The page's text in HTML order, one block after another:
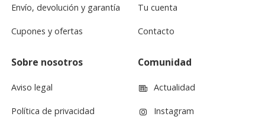
Envío, devolución y garantía
Cupones y ofertas
Tu cuenta
Contacto
Sobre nosotros
Aviso legal
Política de privacidad
Comunidad
Actualidad
Instagram